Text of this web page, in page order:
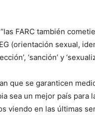
FARC también
(orientación sexual,
‘sanción’ y
que se garanticen
sea un mejor país
viendo en las últimas